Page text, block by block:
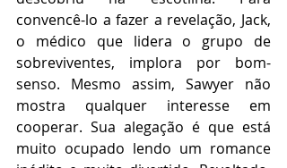
convencê-lo a fazer a revelação, Jack,
o médico que lidera o grupo de
sobreviventes, implora por bom-
senso. Mesmo assim, Sawyer não
mostra qualquer interesse em
cooperar. Sua alegação é que está
muito ocupado lendo um romance